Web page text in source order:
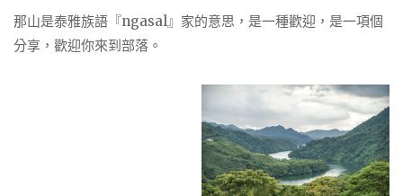
那山是泰雅族語『ngasal』家的意思，是一種歡迎，是一項個
分享，歡迎你來到部落。